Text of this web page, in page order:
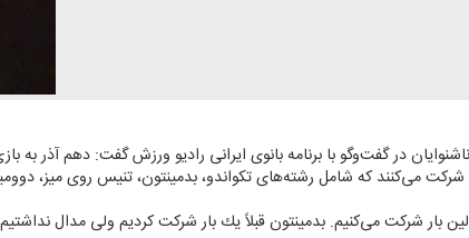
در گفت‌وگو با برنامه بانوی ایرانی رادیو ورزش گفت: دهم آذر به
بار شركت می‌كنیم. بدمینتون قبلاً یك بار شركت كردیم ولی مدال